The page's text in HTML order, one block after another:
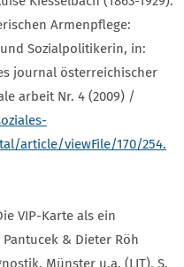
Armenpflege:
Sozialpolitikerin, in:
journal österreichischer
arbeit Nr. 4 (2009) /
article/viewFile/170/254.
VIP-Karte als ein
& Dieter Röh
Münster u.a. (LIT), S.